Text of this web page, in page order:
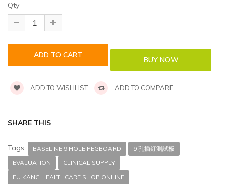
Qty
ADD TO WISHLIST ADD TO COMPARE
SHARE THIS
Tags: BASELINE 9 HOLE PEGBOARD
9 孔插釘測試板
EVALUATION
CLINICAL SUPPLY
FU KANG HEALTHCARE SHOP ONLINE